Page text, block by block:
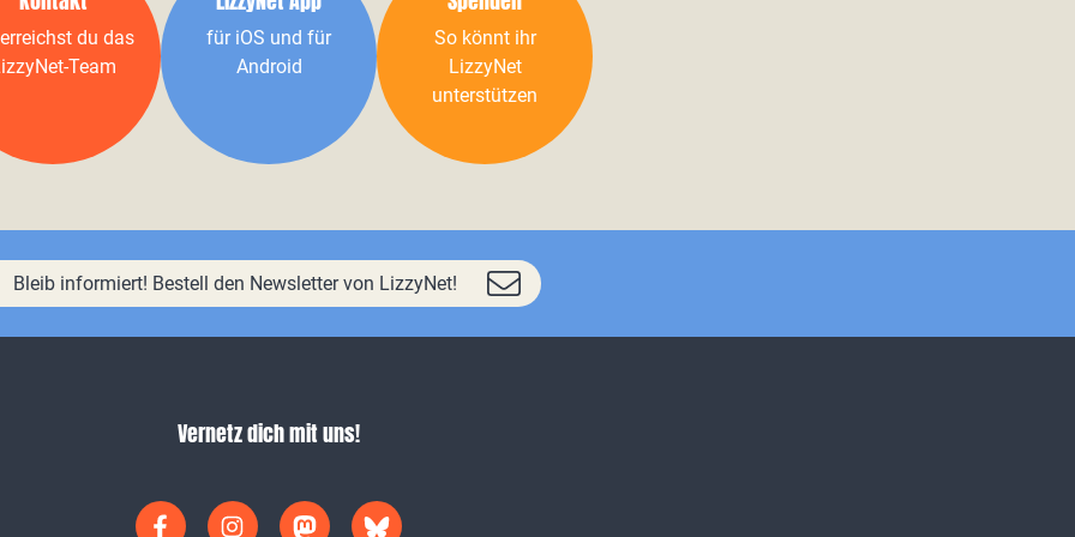
du das
Team
für iOS und für
Android
So könnt ihr
LizzyNet
unterstützen
Bleib informiert! Bestell den Newsletter von LizzyNet!
Vernetz dich mit uns!